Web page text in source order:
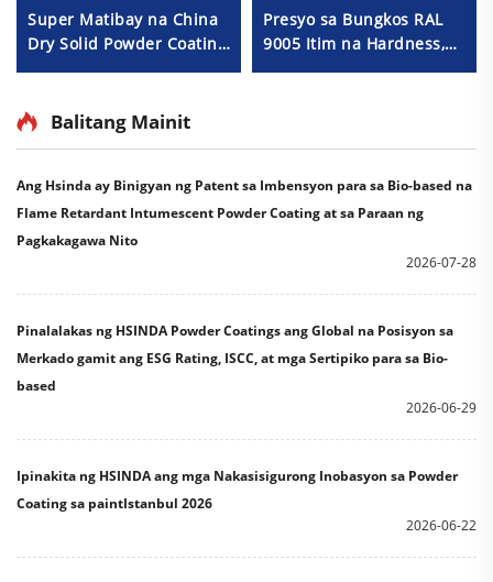
Super Matibay na China
Dry Solid Powder Coating
Paint Factory
Presyo para sa
Presyo sa Bungkos RAL
9005 Itim na Hardness,
Texture ng Buhangin,
Balitang Mainit
Ang Hsinda ay Binigyan ng Patent sa Imbensyon para sa Bio-based na
Flame Retardant Intumescent Powder Coating at sa Paraan ng
Pagkakagawa Nito
2026-07-28
Pinalalakas ng HSINDA Powder Coatings ang Global na Posisyon sa
Merkado gamit ang ESG Rating, ISCC, at mga Sertipiko para sa Bio-
based
2026-06-29
Ipinakita ng HSINDA ang mga Nakasisigurong Inobasyon sa Powder
Coating sa paintIstanbul 2026
2026-06-22